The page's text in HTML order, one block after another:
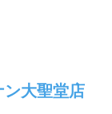
ン大聖堂店